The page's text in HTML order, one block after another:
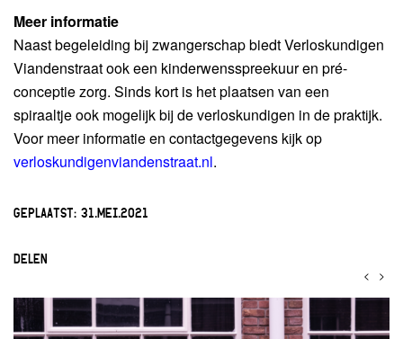
Meer informatie
Naast begeleiding bij zwangerschap biedt Verloskundigen
Viandenstraat ook een kinderwensspreekuur en pré-
conceptie zorg. Sinds kort is het plaatsen van een
spiraaltje ook mogelijk bij de verloskundigen in de praktijk.
Voor meer informatie en contactgegevens kijk op
verloskundigenviandenstraat.nl.
GEPLAATST: 31.MEI.2021
DELEN
< >